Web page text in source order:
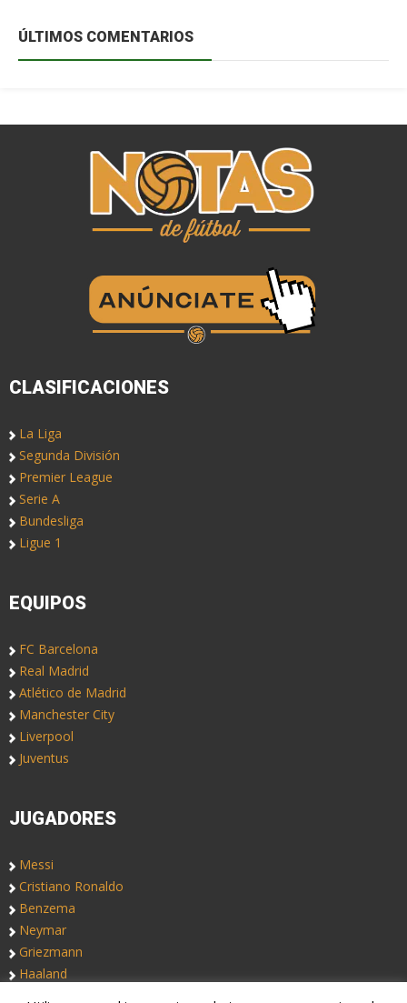
ÚLTIMOS COMENTARIOS
CLASIFICACIONES
La Liga
Segunda División
Premier League
Serie A
Bundesliga
Ligue 1
EQUIPOS
FC Barcelona
Real Madrid
Atlético de Madrid
Manchester City
Liverpool
Juventus
JUGADORES
Messi
Cristiano Ronaldo
Benzema
Neymar
Griezmann
Haaland